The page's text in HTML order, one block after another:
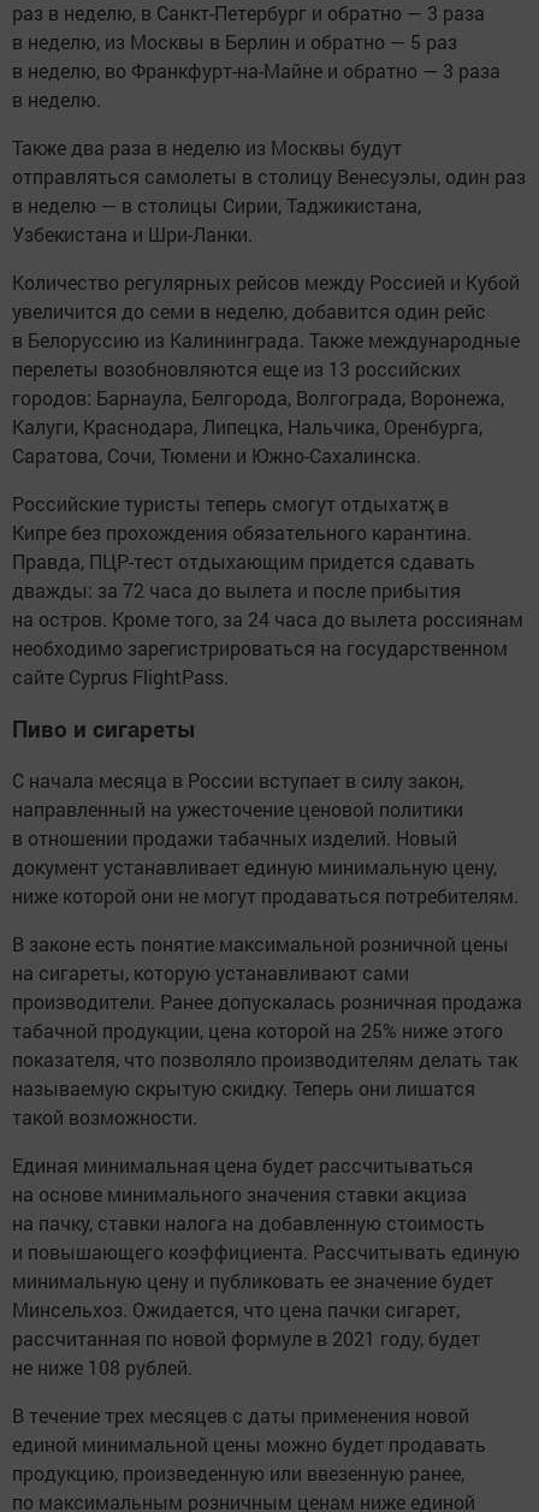
раз в неделю, в Санкт-Петербург и обратно — 3 раза
в неделю, из Москвы в Берлин и обратно — 5 раз
в неделю, во Франкфурт-на-Майне и обратно — 3 раза
в неделю.
Также два раза в неделю из Москвы будут
отправляться самолеты в столицу Венесуэлы, один раз
в неделю — в столицы Сирии, Таджикистана,
Узбекистана и Шри-Ланки.
Количество регулярных рейсов между Россией и Кубой
увеличится до семи в неделю, добавится один рейс
в Белоруссию из Калининграда. Также международные
перелеты возобновляются еще из 13 российских
городов: Барнаула, Белгорода, Волгограда, Воронежа,
Калуги, Краснодара, Липецка, Нальчика, Оренбурга,
Саратова, Сочи, Тюмени и Южно-Сахалинска.
Российские туристы теперь смогут отдыхатҗ в
Кипре без прохождения обязательного карантина.
Правда, ПЦР-тест отдыхающим придется сдавать
дважды: за 72 часа до вылета и после прибытия
на остров. Кроме того, за 24 часа до вылета россиянам
необходимо зарегистрироваться на государственном
сайте Cyprus FlightPass.
Пиво и сигареты
С начала месяца в России вступает в силу закон,
направленный на ужесточение ценовой политики
в отношении продажи табачных изделий. Новый
документ устанавливает единую минимальную цену,
ниже которой они не могут продаваться потребителям.
В законе есть понятие максимальной розничной цены
на сигареты, которую устанавливают сами
производители. Ранее допускалась розничная продажа
табачной продукции, цена которой на 25% ниже этого
показателя, что позволяло производителям делать так
называемую скрытую скидку. Теперь они лишатся
такой возможности.
Единая минимальная цена будет рассчитываться
на основе минимального значения ставки акциза
на пачку, ставки налога на добавленную стоимость
и повышающего коэффициента. Рассчитывать единую
минимальную цену и публиковать ее значение будет
Минсельхоз. Ожидается, что цена пачки сигарет,
рассчитанная по новой формуле в 2021 году, будет
не ниже 108 рублей.
В течение трех месяцев с даты применения новой
единой минимальной цены можно будет продавать
продукцию, произведенную или ввезенную ранее,
по максимальным розничным ценам ниже единой